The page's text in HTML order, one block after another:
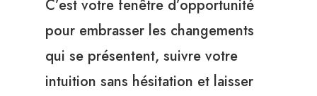
C’est votre fenêtre d’opportunité
pour embrasser les changements
qui se présentent, suivre votre
intuition sans hésitation et laisser